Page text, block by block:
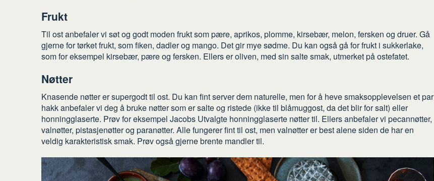
Frukt
Til ost anbefaler vi søt og godt moden frukt som pære, aprikos, plomme, kirsebær, melon, fersken og druer. Gå
gjerne for tørket frukt, som fiken, dadler og mango. Det gir mye sødme. Du kan også gå for frukt i sukkerlake,
som for eksempel kirsebær, pære og fersken. Ellers er oliven, med sin salte smak, utmerket på ostefatet.
Nøtter
Knasende nøtter er supergodt til ost. Du kan fint server dem naturelle, men for å heve smaksopplevelsen et par
hakk anbefaler vi deg å bruke nøtter som er salte og ristede (ikke til blåmuggost, da det blir for salt) eller
honningglaserte. Prøv for eksempel Jacobs Utvalgte honningglaserte nøtter til. Ellers anbefaler vi pecannøtter,
valnøtter, pistasjenøtter og paranøtter. Alle fungerer fint til ost, men valnøtter er best alene siden de har en
veldig karakteristisk smak. Prøv også gjerne brente mandler til.